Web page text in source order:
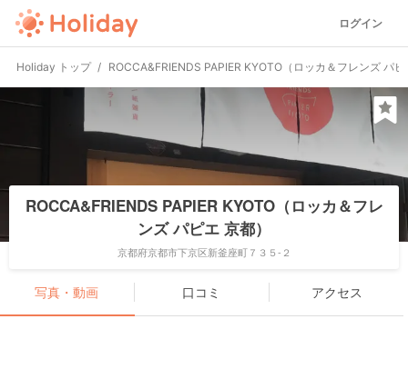
ログイン
Holiday トップ ROCCA&FRIENDS PAPIER KYOTO（ロッカ＆フレンズ パ
ROCCA&FRIENDS PAPIER KYOTO（ロッカ＆フレ
ンズ パピエ 京都）
京都府京都市下京区新釜座町７３５-２
写真・動画 口コミ アクセス